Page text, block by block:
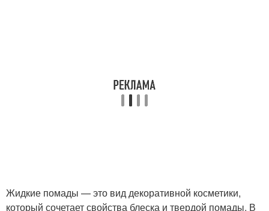
Жидкие помады — это вид декоративной косметики,
который сочетает свойства блеска и твердой помады. В